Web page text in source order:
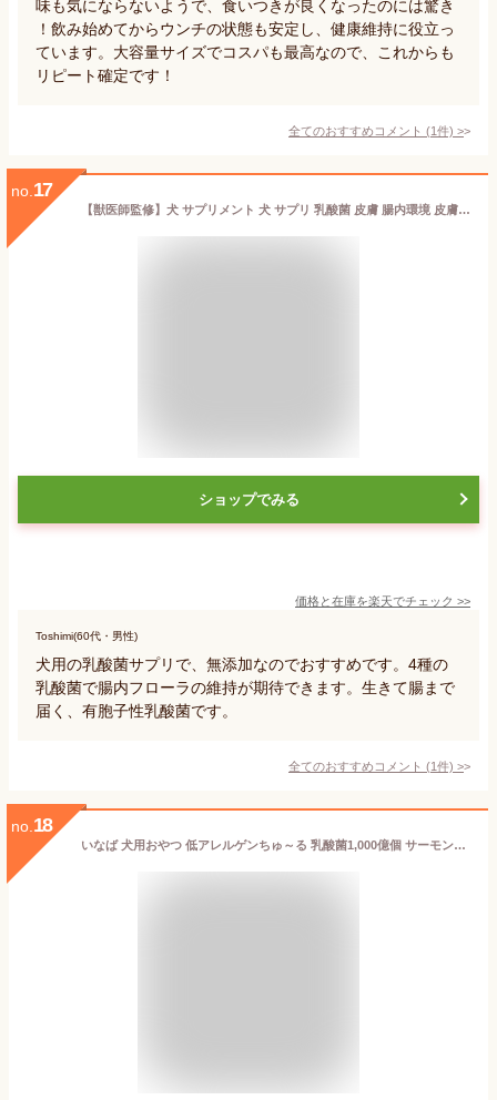
味も気にならないようで、食いつきが良くなったのには驚き
！飲み始めてからウンチの状態も安定し、健康維持に役立っ
ています。大容量サイズでコスパも最高なので、これからも
リピート確定です！
全てのおすすめコメント (1件) >
no. 17
【獣医師監修】犬 サプリメント 犬 サプリ 乳酸菌 皮膚 腸内環境 皮膚 腸内フローラ 無添加 国内製造 腸内環境 免疫力 健康維持 シニア犬 老犬 全犬種 全年齢 獣医師 犬の管理栄養士 善玉菌 悪玉菌 ラブレ菌 わんこの乳酸菌 60粒 わんちゃんライフ
ショップでみる
価格と在庫を楽天でチェック >>
Toshimi(60代・男性)
犬用の乳酸菌サプリで、無添加なのでおすすめです。4種の
乳酸菌で腸内フローラの維持が期待できます。生きて腸まで
届く、有胞子性乳酸菌です。
全てのおすすめコメント (1件) >
no. 18
いなば 犬用おやつ 低アレルゲンちゅ～る 乳酸菌1,000億個 サーモン味 12グラム (×20本)